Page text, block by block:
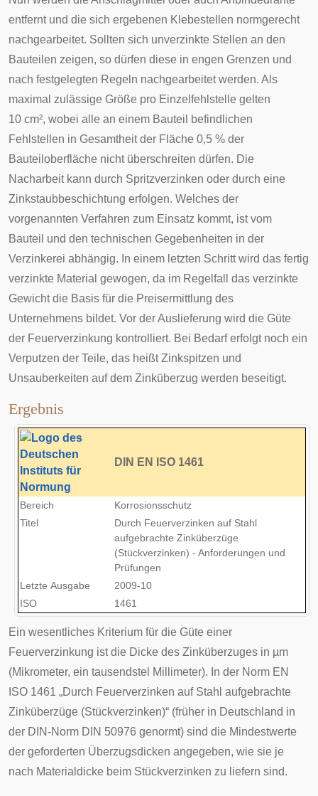
entfernt und die sich ergebenen Klebestellen normgerecht
nachgearbeitet. Sollten sich unverzinkte Stellen an den
Bauteilen zeigen, so dürfen diese in engen Grenzen und
nach festgelegten Regeln nachgearbeitet werden. Als
maximal zulässige Größe pro Einzelfehlstelle gelten
10 cm², wobei alle an einem Bauteil befindlichen
Fehlstellen in Gesamtheit der Fläche 0,5 % der
Bauteiloberfläche nicht überschreiten dürfen. Die
Nacharbeit kann durch Spritzverzinken oder durch eine
Zinkstaubbeschichtung erfolgen. Welches der
vorgenannten Verfahren zum Einsatz kommt, ist vom
Bauteil und den technischen Gegebenheiten in der
Verzinkerei abhängig. In einem letzten Schritt wird das fertig
verzinkte Material gewogen, da im Regelfall das verzinkte
Gewicht die Basis für die Preisermittlung des
Unternehmens bildet. Vor der Auslieferung wird die Güte
der Feuerverzinkung kontrolliert. Bei Bedarf erfolgt noch ein
Verputzen der Teile, das heißt Zinkspitzen und
Unsauberkeiten auf dem Zinküberzug werden beseitigt.
Ergebnis
DIN EN ISO 1461
Bereich
Korrosionsschutz
Titel
Durch Feuerverzinken auf Stahl
aufgebrachte Zinküberzüge
(Stückverzinken) - Anforderungen und
Prüfungen
Letzte Ausgabe
2009-10
ISO
1461
Ein wesentliches Kriterium für die Güte einer
Feuerverzinkung ist die Dicke des Zinküberzuges in µm
(Mikrometer, ein tausendstel Millimeter). In der Norm EN
ISO 1461 „Durch Feuerverzinken auf Stahl aufgebrachte
Zinküberzüge (Stückverzinken)“ (früher in Deutschland in
der DIN-Norm DIN 50976 genormt) sind die Mindestwerte
der geforderten Überzugsdicken angegeben, wie sie je
nach Materialdicke beim Stückverzinken zu liefern sind.